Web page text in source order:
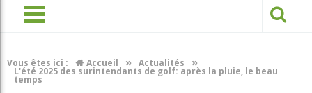
Vous êtes ici : Accueil » Actualités »
L'été 2025 des surintendants de golf: après la pluie, le beau
temps